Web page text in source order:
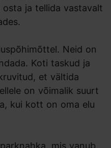
ja tellida vastavalt
Neid on
Koti taskud ja
et vältida
on võimalik suurt
kui kott on oma elu
mis vanub